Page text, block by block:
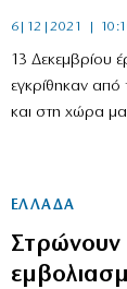
6|12|2021 |
13 Δεκεμβρίου
εγκρίθηκαν
και στη χώρα
ΕΛΛΑΔΑ
Στρώνουν